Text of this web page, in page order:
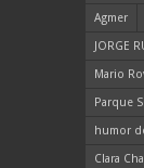
Agmer
JORGE
Mario
Parque
humor
Clara